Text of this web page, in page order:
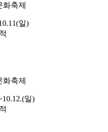
축제
일)
축제
일)